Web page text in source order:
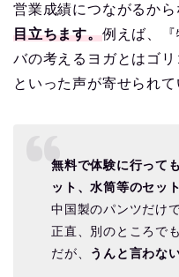
営業成績につながるから
目立ちます。例えば、
バの考えるヨガとはゴリ
といった声が寄せられて
無料で体験に行って
ット、水筒等のセッ
中国製のパンツだけ
正直、別のところで
だが、
うんと言わな